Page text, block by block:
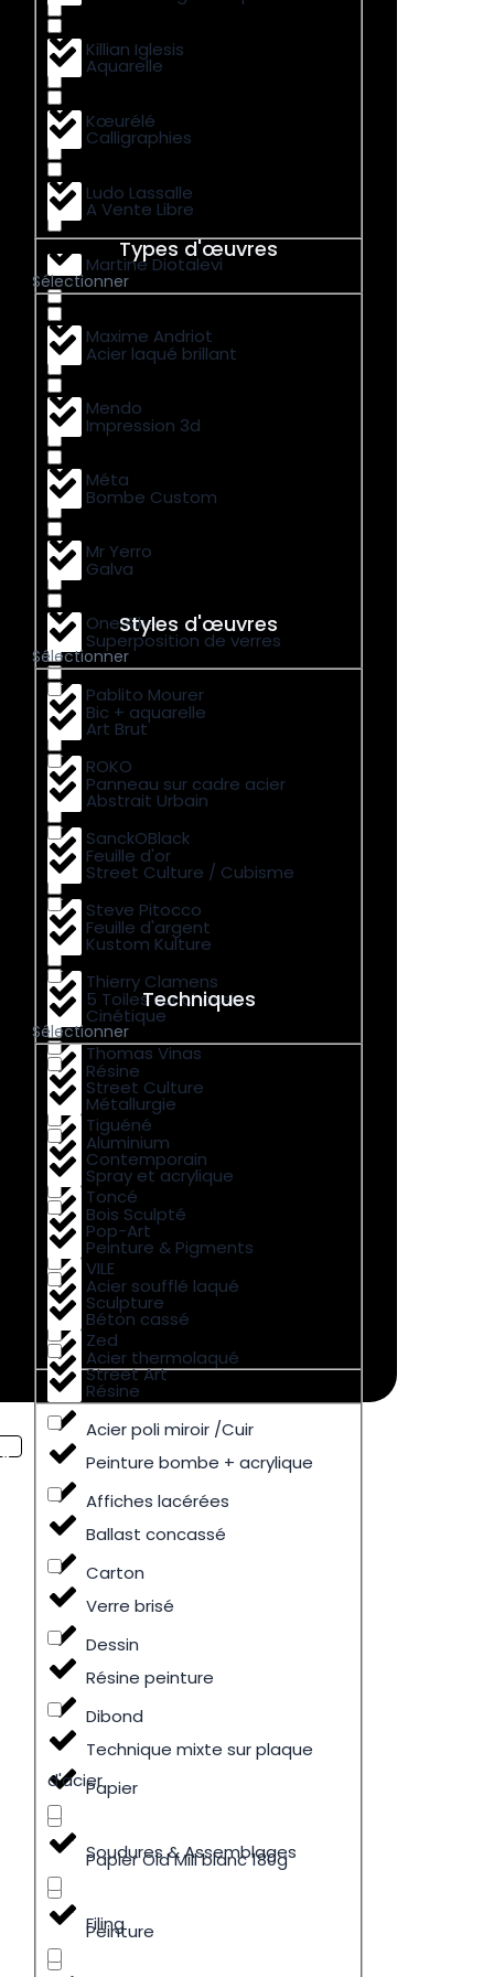
Killian Iglesis
Kœurélé
Ludo Lassalle
Martine Diotalevi
Maxime Andriot
Mendo
Méta
Mr Yerro
One Siker
Pablito Mourer
ROKO
SanckOBlack
Steve Pitocco
Thierry Clamens
Thomas Vinas
Tiguéné
Toncé
VILE
Zed
Aquarelle
Calligraphies
A Vente Libre
Types d'œuvres
Sélectionner
Acier laqué brillant
Impression 3d
Bombe Custom
Galva
Superposition de verres
Bic + aquarelle
Panneau sur cadre acier
Feuille d'or
Feuille d'argent
5 Toiles sur chassis
Résine
Aluminium
Bois Sculpté
Acier soufflé laqué
Acier thermolaqué
Acier poli miroir /Cuir
Affiches lacérées
Carton
Dessin
Dibond
Papier
Papier Old Mill blanc 180g
Peinture
Styles d'œuvres
Sélectionner
Art Brut
Abstrait Urbain
Street Culture / Cubisme
Kustom Kulture
Cinétique
Street Culture
Contemporain
Pop-Art
Sculpture
Street Art
Techniques
Sélectionner
Métallurgie
Spray et acrylique
Peinture & Pigments
Béton cassé
Résine
Peinture bombe + acrylique
Ballast concassé
Verre brisé
Résine peinture
Technique mixte sur plaque
d'acier
Soudures & Assemblages
Filing